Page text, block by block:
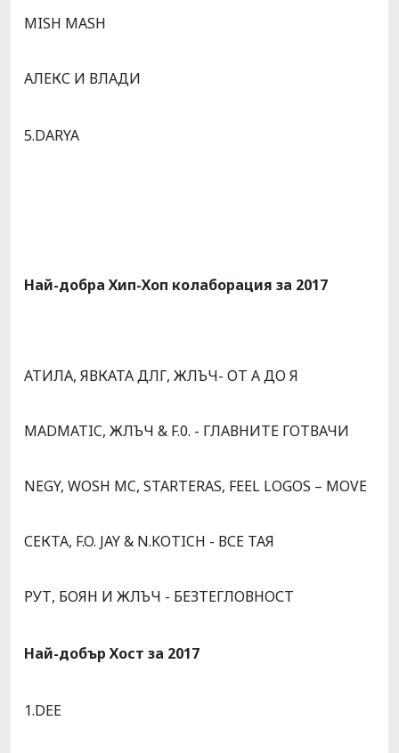
MISH MASH
АЛЕКС И ВЛАДИ
5.DARYA
Най-добра Хип-Хоп колаборация за 2017
АТИЛА, ЯВКАТА ДЛГ, ЖЛЪЧ- ОТ А ДО Я
MADMATIC, ЖЛЪЧ & F.0. - ГЛАВНИТЕ ГОТВАЧИ
NEGY, WOSH MC, STARTERAS, FEEL LOGOS – MOVE
СЕКТА, F.O. JAY & N.KOTICH - ВСЕ ТАЯ
РУТ, БОЯН И ЖЛЪЧ - БЕЗТЕГЛОВНОСТ
Най-добър Хост за 2017
1.DEE